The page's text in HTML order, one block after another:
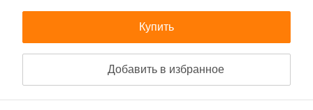
Купить
Добавить в избранное